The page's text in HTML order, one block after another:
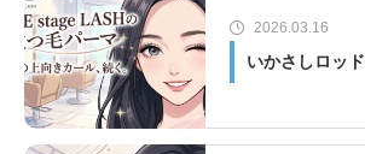
2026.03.16
いかさしロッド